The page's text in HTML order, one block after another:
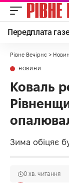
Передплата
Рівне Вечірнє >
НОВИНИ
Коваль
Зима обіцяє
0 хв. читання